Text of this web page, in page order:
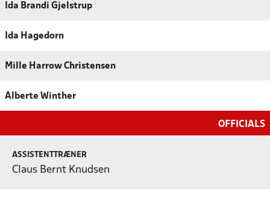
Ida Brandi Gjelstrup
Ida Hagedorn
Mille Harrow Christensen
Alberte Winther
OFFICIALS
ASSISTENTTRÆNER
Claus Bernt Knudsen